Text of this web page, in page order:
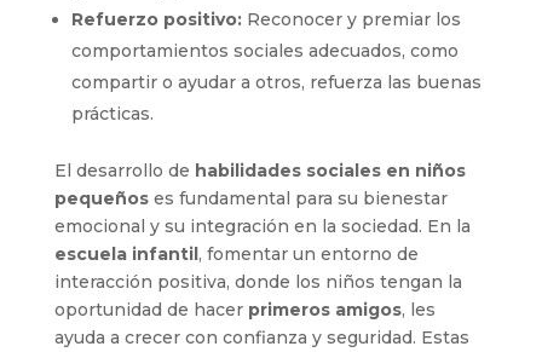
Refuerzo positivo:Reconocer y premiar los
comportamientos sociales adecuados, como
compartir o ayudar a otros, refuerza las buenas
prácticas.
El desarrollo de habilidades sociales en niños
pequeñoses fundamental para su bienestar
emocional y su integración en la sociedad. En la
escuela infantil, fomentar un entorno de
interacción positiva, donde los niños tengan la
oportunidad de hacer primeros amigos, les
ayuda a crecer con confianza y seguridad. Estas